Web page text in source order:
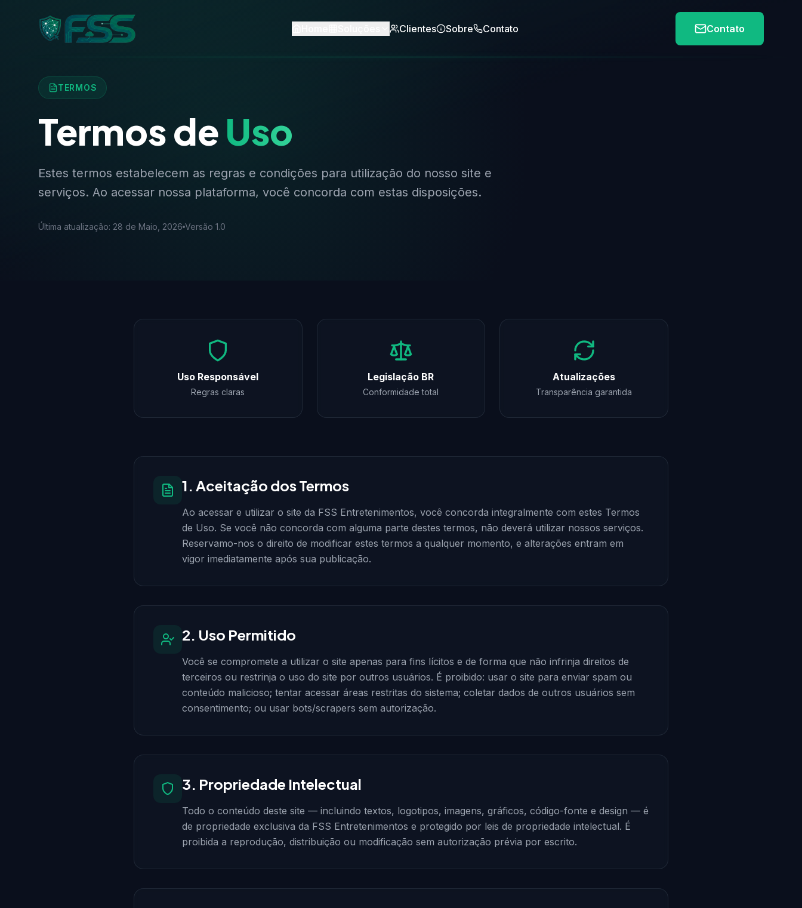
Clientes Sobre Contato Contato
TERMOS
Termos de Uso
Estes termos estabelecem as regras e condições para utilização do nosso site e
serviços. Ao acessar nossa plataforma, você concorda com estas disposições.
Última atualização: 28 de Maio, 2026 Versão 1.0
Uso Responsável
Regras claras
Legislação BR
Conformidade total
Atualizações
Transparência garantida
1. Aceitação dos Termos
Ao acessar e utilizar o site da FSS Entretenimentos, você concorda integralmente com estes Termos
de Uso. Se você não concorda com alguma parte destes termos, não deverá utilizar nossos serviços.
Reservamo-nos o direito de modificar estes termos a qualquer momento, e alterações entram em
vigor imediatamente após sua publicação.
2. Uso Permitido
Você se compromete a utilizar o site apenas para fins lícitos e de forma que não infrinja direitos de
terceiros ou restrinja o uso do site por outros usuários. É proibido: usar o site para enviar spam ou
conteúdo malicioso; tentar acessar áreas restritas do sistema; coletar dados de outros usuários sem
consentimento; ou usar bots/scrapers sem autorização.
3. Propriedade Intelectual
Todo o conteúdo deste site — incluindo textos, logotipos, imagens, gráficos, código-fonte e design — é
de propriedade exclusiva da FSS Entretenimentos e protegido por leis de propriedade intelectual. É
proibida a reprodução, distribuição ou modificação sem autorização prévia por escrito.